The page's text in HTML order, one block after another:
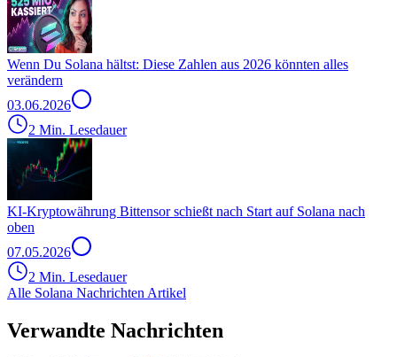
Wenn Du Solana hältst: Diese Zahlen aus 2026 könnten alles
verändern
03.06.2026
2 Min. Lesedauer
KI-Kryptowährung Bittensor schießt nach Start auf Solana nach
oben
07.05.2026
2 Min. Lesedauer
Alle Solana Nachrichten Artikel
Verwandte Nachrichten